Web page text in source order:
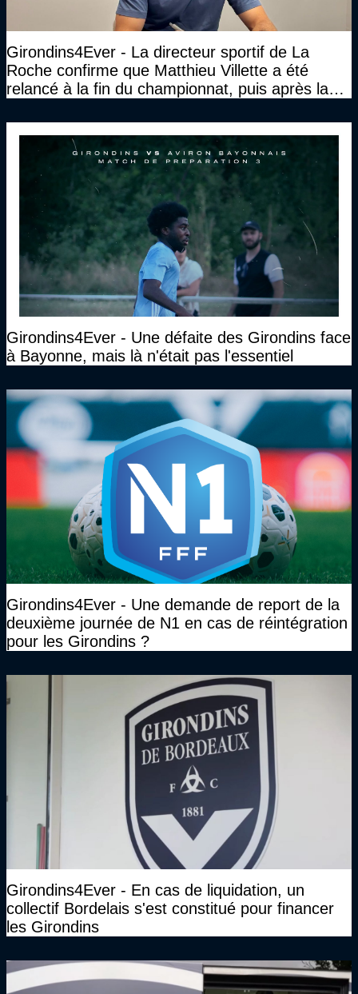
Girondins4Ever - La directeur sportif de La
Roche confirme que Matthieu Villette a été
relancé à la fin du championnat, puis après la
Girondins4Ever - Une défaite des Girondins face
à Bayonne, mais là n'était pas l'essentiel
Girondins4Ever - Une demande de report de la
deuxième journée de N1 en cas de réintégration
pour les Girondins ?
Girondins4Ever - En cas de liquidation, un
collectif Bordelais s'est constitué pour financer
les Girondins